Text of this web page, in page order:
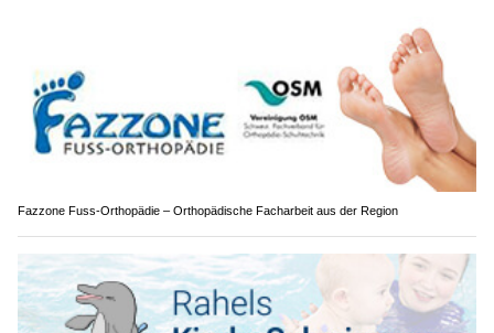
Fazzone Fuss-Orthopädie – Orthopädische Facharbeit aus der Region